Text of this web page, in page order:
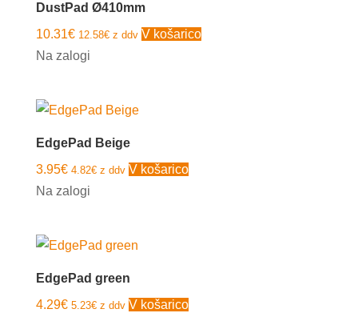
DustPad Ø410mm
10.31€ 12.58€z ddv V košarico
Na zalogi
EdgePad Beige
3.95€ 4.82€z ddv V košarico
Na zalogi
EdgePad green
4.29€ 5.23€z ddv V košarico